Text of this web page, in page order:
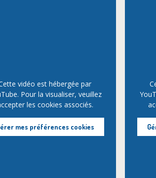
vidéo est hébergée par
Pour la visualiser, veuillez
les cookies associés.
mes préférences cookies